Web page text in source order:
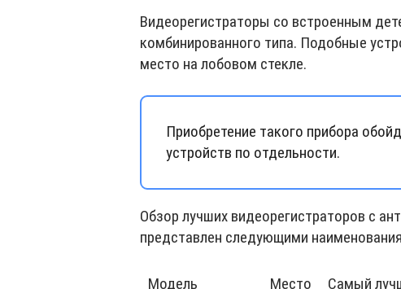
Видеорегистраторы со встроенным
комбинированного типа. Подобные
место на лобовом стекле.
Приобретение такого прибора
устройств по отдельности.
Обзор лучших видеорегистраторов с
представлен следующими
Модель Место Самый